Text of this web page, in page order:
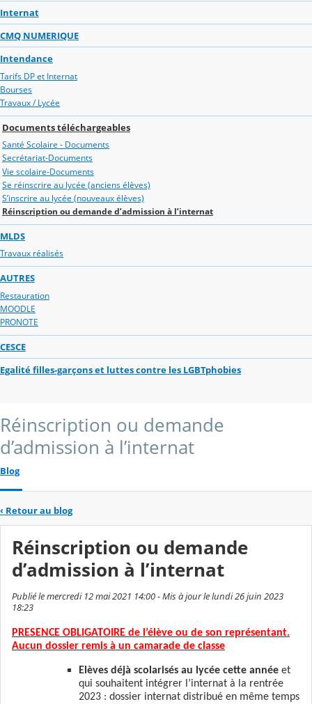
Internat
CMQ NUMERIQUE
Intendance
Tarifs DP et Internat
Bourses
Travaux / Lycée
Documents téléchargeables
Santé Scolaire - Documents
Secrétariat-Documents
Vie scolaire-Documents
Se réinscrire au lycée (anciens élèves)
S’inscrire au lycée (nouveaux élèves)
Réinscription ou demande d’admission à l’internat
MLDS
Travaux réalisés
AUTRES
Restauration
MOODLE
PRONOTE
CESCE
Egalité filles-garçons et luttes contre les LGBTphobies
Réinscription ou demande
d’admission à l’internat
Blog
‹ Retour au blog
Réinscription ou demande
d’admission à l’internat
Publié le mercredi 12 mai 2021 14:00 - Mis à jour le lundi 26 juin 2023
18:23
PRESENCE OBLIGATOIRE de l’élève ou de son représentant.
Aucun dossier remis à un camarade de classe
Elèves déjà scolarisés au lycée cette année et
qui souhaitent intégrer l’internat à la rentrée
2023 : dossier internat distribué en même temps